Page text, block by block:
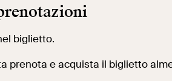
biglietto.
prenota e acquista il biglietto